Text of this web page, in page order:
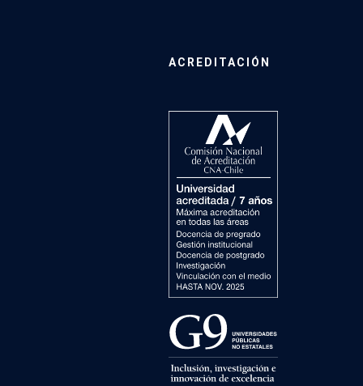
ACREDITACIÓN